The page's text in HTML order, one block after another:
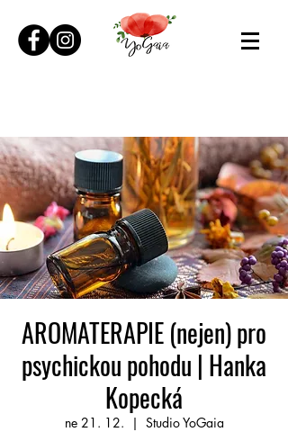
AROMATERAPIE (nejen) pro
psychickou pohodu | Hanka
Kopecká
ne 21. 12.
  |
Studio YoGaia